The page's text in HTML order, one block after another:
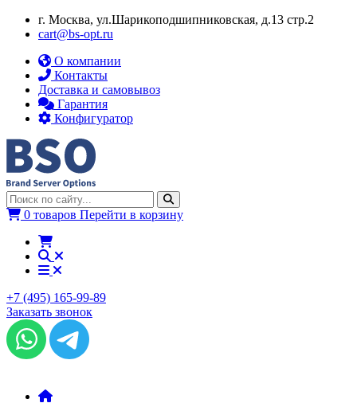
г. Москва, ул.​​Шарикоподшипниковская, д.13 стр.2
cart@bs-opt.ru
О компании
Контакты
Доставка и самовывоз
Гарантия
Конфигуратор
0 товаров Перейти в корзину
+7 (495) 165-99-89
Заказать звонок